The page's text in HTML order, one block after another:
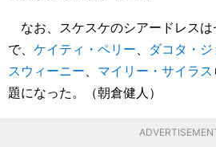
なお、スケスケのシアードレス
で、 ケイティ・ペリー、 ダコタ・
スウィーニー、 マイリー・サイラス
題になった。（朝倉健人）